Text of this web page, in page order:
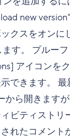
new
クスをオンに
す。 プルー
アイコンを
できます。 最
から開きます
ビティストリ
れたコメント